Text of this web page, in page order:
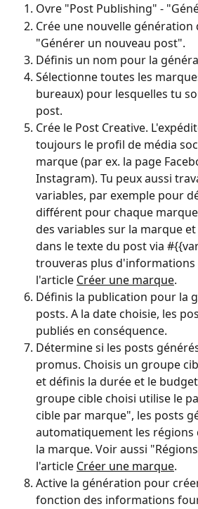
Ovre "Post Publishing" -
Crée une nouvelle génération
"Générer un nouveau post".
Définis un nom pour la
Sélectionne toutes les
bureaux) pour lesquelles tu
post.
Crée le Post Creative.
toujours le profil de média
marque (par ex. la page
Instagram). Tu peux aussi
variables, par exemple pour
différent pour chaque
des variables sur la marque
dans le texte du post via
trouveras plus d'informations
l'article Créer une marque.
Définis la publication pour la
posts. A la date choisie, les
publiés en conséquence.
Détermine si les posts
promus. Choisis un groupe
et définis la durée et le
groupe cible choisi utilise le
cible par marque", les posts
automatiquement les régions
la marque. Voir aussi
l'article Créer une marque.
Active la génération pour
fonction des informations